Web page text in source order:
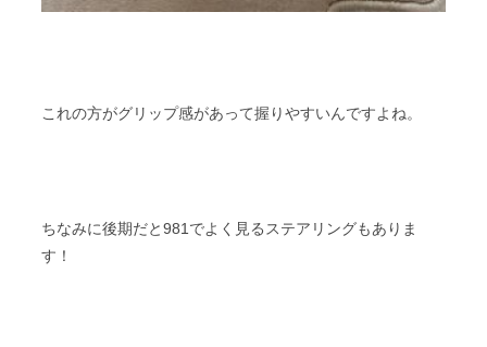
これの方がグリップ感があって握りやすいんですよね。
ちなみに後期だと981でよく見るステアリングもありま
す！